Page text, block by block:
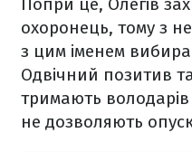
охоронець, тому з
з цим іменем
Одвічний позитив
тримають володарів
не дозволяють